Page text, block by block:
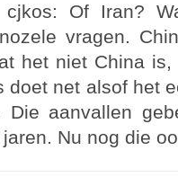
Of Iran?
vragen.
het niet China
doet net alsof het
Die aanvallen
Nu nog die